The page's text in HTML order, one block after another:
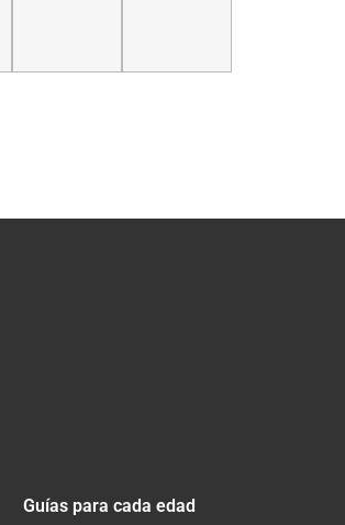
Guías para cada edad